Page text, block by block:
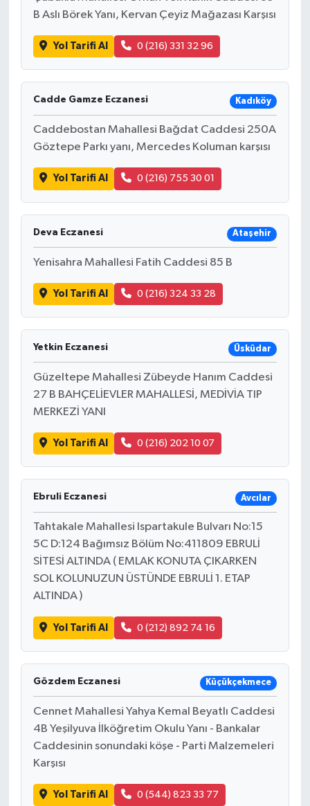
B Aslı Börek Yanı, Kervan Çeyiz Mağazası Karşısı
Yol Tarifi Al 0 (216) 331 32 96
Cadde Gamze Eczanesi Kadıköy
Caddebostan Mahallesi Bağdat Caddesi 250A
Göztepe Parkı yanı, Mercedes Koluman karşısı
Yol Tarifi Al 0 (216) 755 30 01
Deva Eczanesi Ataşehir
Yenisahra Mahallesi Fatih Caddesi 85 B
Yol Tarifi Al 0 (216) 324 33 28
Yetkin Eczanesi Üsküdar
Güzeltepe Mahallesi Zübeyde Hanım Caddesi
27 B BAHÇELİEVLER MAHALLESİ, MEDİVİA TIP
MERKEZİ YANI
Yol Tarifi Al 0 (216) 202 10 07
Ebruli Eczanesi Avcılar
Tahtakale Mahallesi Ispartakule Bulvarı No:15
5C D:124 Bağımsız Bölüm No:411809 EBRULİ
SİTESİ ALTINDA ( EMLAK KONUTA ÇIKARKEN
SOL KOLUNUZUN ÜSTÜNDE EBRULİ 1. ETAP
ALTINDA )
Yol Tarifi Al 0 (212) 892 74 16
Gözdem Eczanesi Küçükçekmece
Cennet Mahallesi Yahya Kemal Beyatlı Caddesi
4B Yeşilyuva İlköğretim Okulu Yanı - Bankalar
Caddesinin sonundaki köşe - Parti Malzemeleri
Karşısı
Yol Tarifi Al 0 (544) 823 33 77